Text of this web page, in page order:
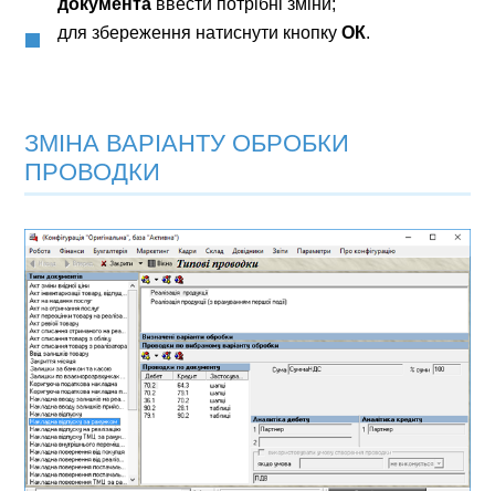
для збереження натиснути кнопкуОК.
ЗМІНА ВАРІАНТУ ОБРОБКИ
ПРОВОДКИ